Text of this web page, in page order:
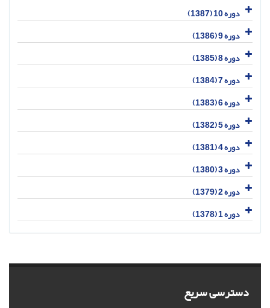
دوره 10 (1387)
دوره 9 (1386)
دوره 8 (1385)
دوره 7 (1384)
دوره 6 (1383)
دوره 5 (1382)
دوره 4 (1381)
دوره 3 (1380)
دوره 2 (1379)
دوره 1 (1378)
دسترسی سریع